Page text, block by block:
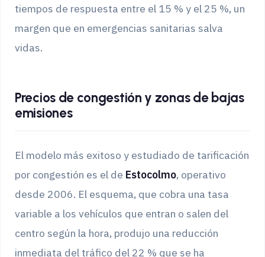
tiempos de respuesta entre el 15 % y el 25 %, un
margen que en emergencias sanitarias salva
vidas.
Precios de congestión y zonas de bajas
emisiones
El modelo más exitoso y estudiado de tarificación
por congestión es el de Estocolmo, operativo
desde 2006. El esquema, que cobra una tasa
variable a los vehículos que entran o salen del
centro según la hora, produjo una reducción
inmediata del tráfico del 22 % que se ha